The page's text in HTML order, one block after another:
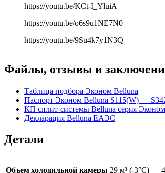
https://youtu.be/KCt-I_YluiA
https://youtu.be/o6s9u1NE7N0
https://youtu.be/9Su4k7y1N3Q
Файлы, отзывы и
Таблица подбора Эконом Belluna
Паспорт Эконом Belluna S115(W) —
КП сплит-системы Belluna серия
Декларация Belluna ЕАЭС
Детали
Объем холодильной камеры 29 м³ (-3°С) —